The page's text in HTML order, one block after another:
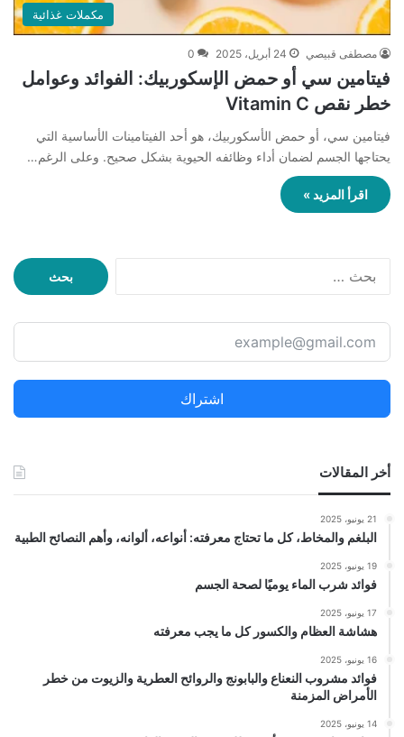
مكملات غذائية
مصطفى قبيصي 24 أبريل، 2025 0
فيتامين سي أو حمض الإسكوربيك: الفوائد وعوامل
خطر نقص Vitamin C
فيتامين سي، أو حمض الأسكوربيك، هو أحد الفيتامينات الأساسية التي
يحتاجها الجسم لضمان أداء وظائفه الحيوية بشكل صحيح. وعلى الرغم…
اقرأ المزيد »
ح
ع
ن
اشتراك
أخر المقالات
21 يونيو، 2025
البلغم والمخاط، كل ما تحتاج معرفته: أنواعه، ألوانه، وأهم النصائح الطبية
19 يونيو، 2025
فوائد شرب الماء يوميًا لصحة الجسم
17 يونيو، 2025
هشاشة العظام والكسور كل ما يجب معرفته
16 يونيو، 2025
فوائد مشروب النعناع والبابونج والروائح العطرية والزيوت من خطر
الأمراض المزمنة
14 يونيو، 2025